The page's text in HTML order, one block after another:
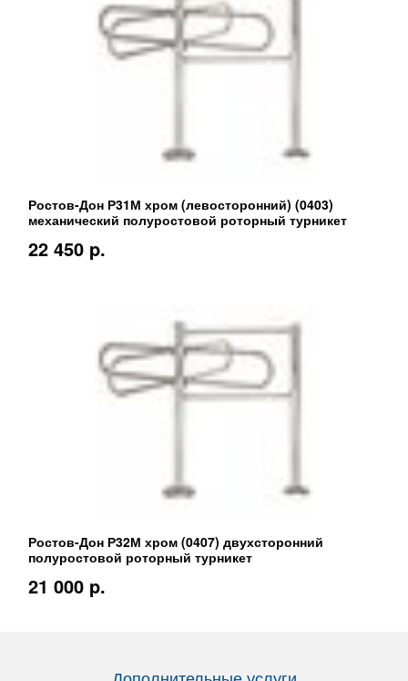
Ростов-Дон Р31М хром (левосторонний) (0403)
механический полуростовой роторный турникет
22 450 p.
Ростов-Дон Р32М хром (0407) двухсторонний
полуростовой роторный турникет
21 000 p.